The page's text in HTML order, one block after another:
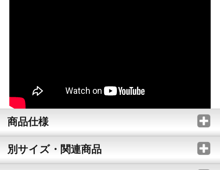
商品仕様
別サイズ・関連商品